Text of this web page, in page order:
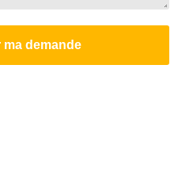
ma demande